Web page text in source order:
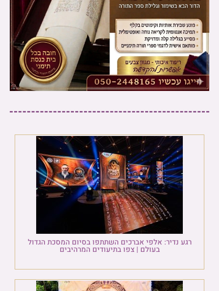
רגע נדיר: אלפי אברכים השתתפו בסיום המסכת הגדול
בעולם | צפו בתיעודים המרהיבים